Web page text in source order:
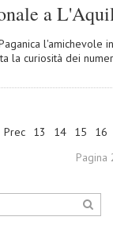
a
l'amichevole
la curiosità dei
Prec 13 14 15
16
Pagina